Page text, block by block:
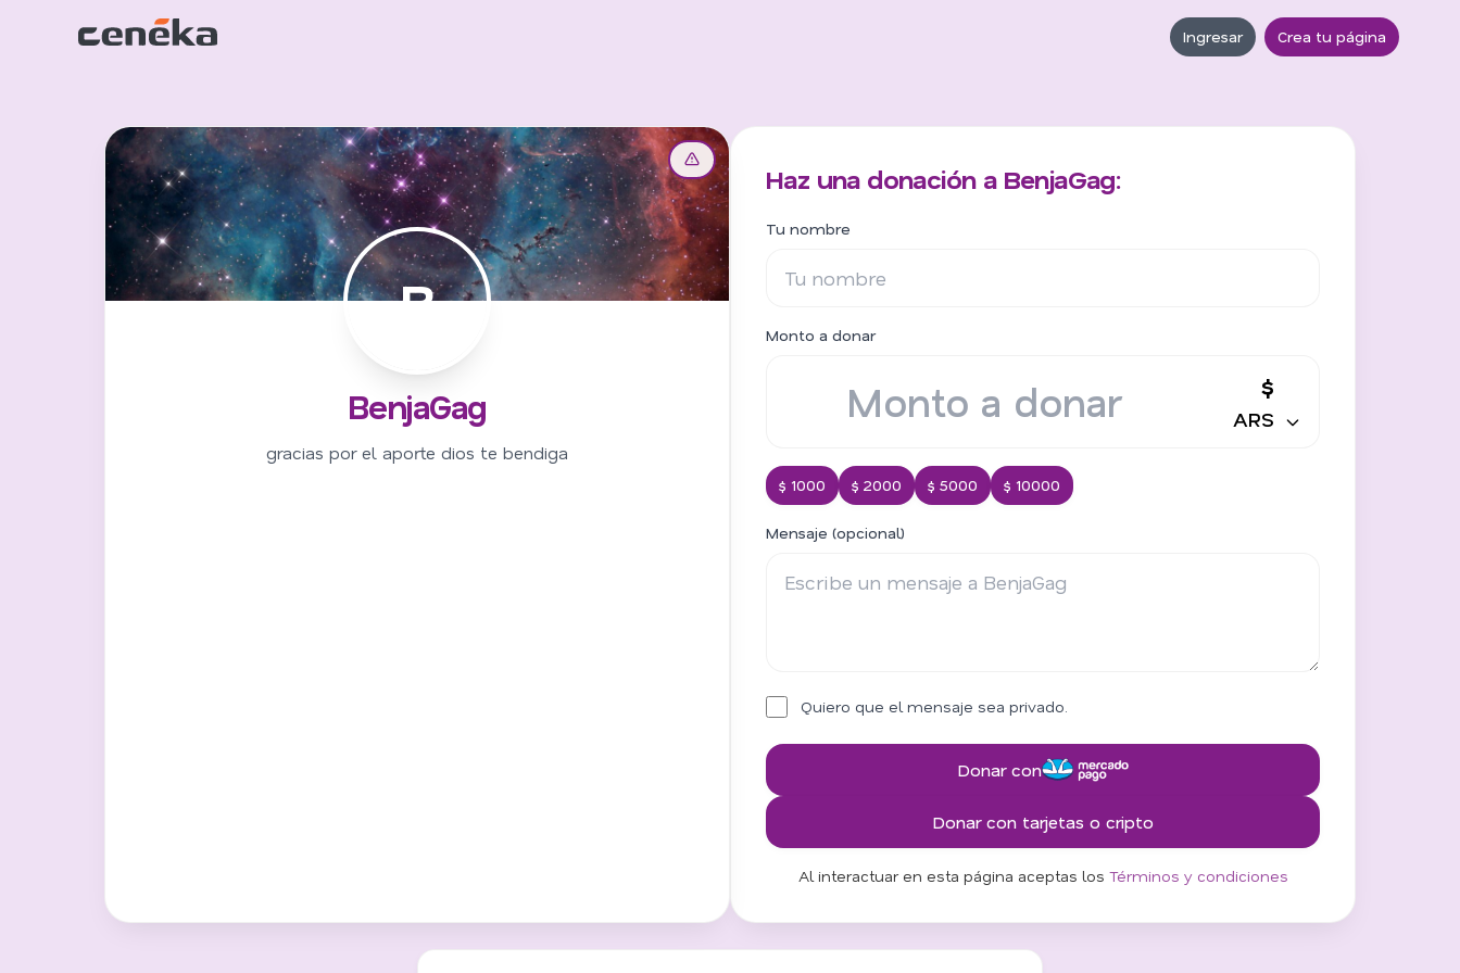
Ingresar Crea tu página
B
BenjaGag
gracias por el aporte dios te bendiga
Haz una donación a BenjaGag:
Tu nombre
Monto a donar
$
ARS
$ 1000 $ 2000 $ 5000 $ 10000
Mensaje (opcional)
Quiero que el mensaje sea privado.
Donar con
Donar con tarjetas o cripto
Al interactuar en esta página aceptas los Términos y condiciones